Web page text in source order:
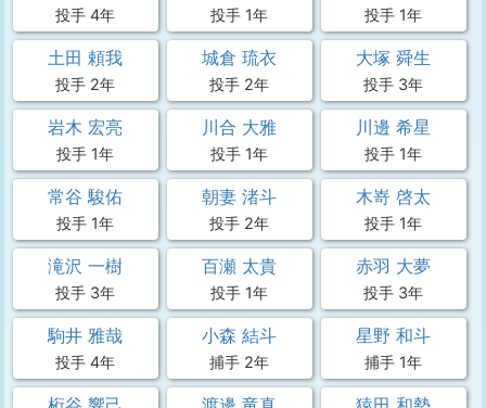
投手 4年 投手 1年 投手 1年
土田 頼我
投手 2年
城倉 琉衣
投手 2年
大塚 舜生
投手 3年
岩木 宏亮
投手 1年
川合 大雅
投手 1年
川邊 希星
投手 1年
常谷 駿佑
投手 1年
朝妻 渚斗
投手 2年
木嵜 啓太
投手 1年
滝沢 一樹
投手 3年
百瀬 太貴
投手 1年
赤羽 大夢
投手 3年
駒井 雅哉
投手 4年
小森 結斗
捕手 2年
星野 和斗
捕手 1年